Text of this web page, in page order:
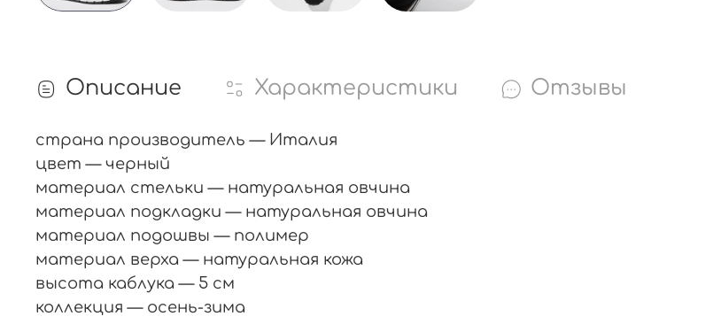
Описание Характеристики Отзывы
страна производитель — Италия
цвет — черный
материал стельки — натуральная овчина
материал подкладки — натуральная овчина
материал подошвы — полимер
материал верха — натуральная кожа
высота каблука — 5 см
коллекция — осень-зима